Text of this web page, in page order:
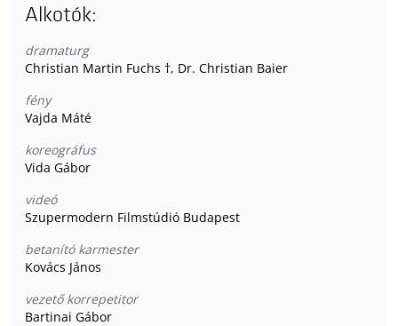
Alkotók:
dramaturg
Christian Martin Fuchs †, Dr. Christian Baier
fény
Vajda Máté
koreográfus
Vida Gábor
videó
Szupermodern Filmstúdió Budapest
betanító karmester
Kovács János
vezető korrepetitor
Bartinai Gábor